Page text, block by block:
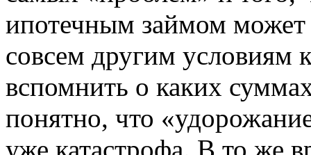
ипотечным займом может
совсем другим условиям
вспомнить о каких
понятно, что